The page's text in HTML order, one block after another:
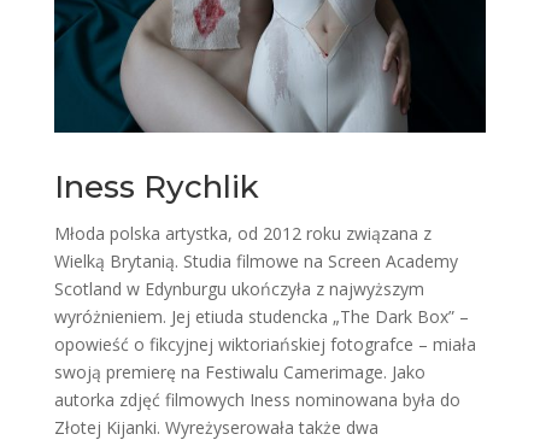
Iness Rychlik
Młoda polska artystka, od 2012 roku związana z
Wielką Brytanią. Studia filmowe na Screen Academy
Scotland w Edynburgu ukończyła z najwyższym
wyróżnieniem. Jej etiuda studencka „The Dark Box” –
opowieść o fikcyjnej wiktoriańskiej fotografce – miała
swoją premierę na Festiwalu Camerimage. Jako
autorka zdjęć filmowych Iness nominowana była do
Złotej Kijanki. Wyreżyserowała także dwa